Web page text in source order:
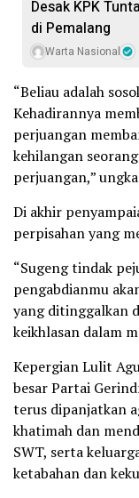
Desak KPK
di Pemalang
Warta Nasional
“Beliau adalah
Kehadirannya
perjuangan
kehilangan
perjuangan,”
Di akhir
perpisahan yang
“Sugeng tindak
pengabdianmu
yang ditinggalkan
keikhlasan dalam
Kepergian Lulit
besar Partai
terus dipanjatkan
khatimah dan
SWT, serta
ketabahan dan